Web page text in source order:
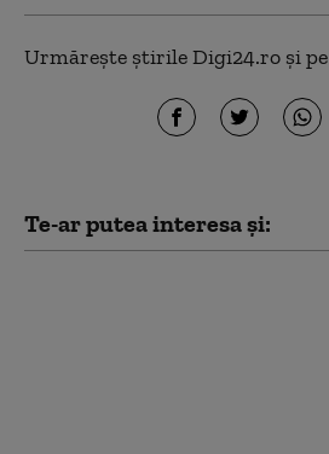
Urmărește știrile Digi24.ro și pe
Te-ar putea interesa și: